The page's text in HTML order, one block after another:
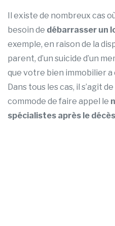
Il existe de nombreux cas
besoin de débarrasser un
exemple, en raison de la
parent, d’un suicide d’un
que votre bien immobilier a
Dans tous les cas, il s’agit
commode de faire appel le
spécialistes après le